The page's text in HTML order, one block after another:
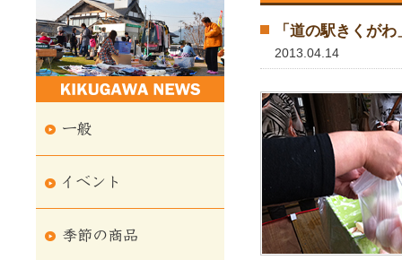
「道の駅きくが
2013.04.14